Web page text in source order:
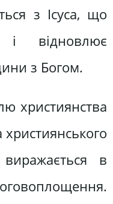
з Ісуса, що
відновлює
з Богом.
християнства
в